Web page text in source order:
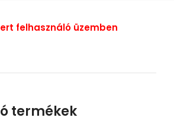
felhasználó üzemben
termékek